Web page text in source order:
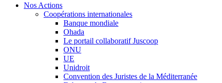
Nos Actions
Coopérations internationales
Banque mondiale
Ohada
Le portail collaboratif Juscoop
ONU
UE
Unidroit
Convention des Juristes de la Méditerranée